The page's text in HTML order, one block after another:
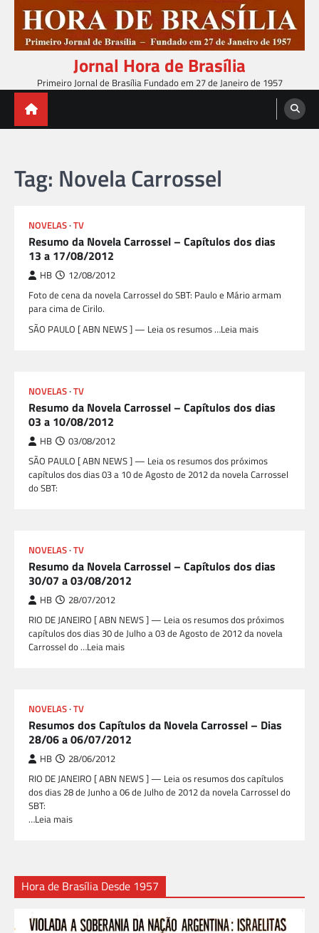
content
Jornal Hora de Brasília
Primeiro Jornal de Brasília Fundado em 27 de Janeiro de 1957
Tag: Novela Carrossel
NOVELAS TV
Resumo da Novela Carrossel – Capítulos dos dias
13 a 17/08/2012
HB 12/08/2012
Foto de cena da novela Carrossel do SBT: Paulo e Mário armam
para cima de Cirilo.
SÃO PAULO [ ABN NEWS ] — Leia os resumos …Leia mais
NOVELAS TV
Resumo da Novela Carrossel – Capítulos dos dias
03 a 10/08/2012
HB 03/08/2012
SÃO PAULO [ ABN NEWS ] — Leia os resumos dos próximos
capítulos dos dias 03 a 10 de Agosto de 2012 da novela Carrossel
do SBT:
NOVELAS TV
Resumo da Novela Carrossel – Capítulos dos dias
30/07 a 03/08/2012
HB 28/07/2012
RIO DE JANEIRO [ ABN NEWS ] — Leia os resumos dos próximos
capítulos dos dias 30 de Julho a 03 de Agosto de 2012 da novela
Carrossel do …Leia mais
NOVELAS TV
Resumos dos Capítulos da Novela Carrossel – Dias
28/06 a 06/07/2012
HB 28/06/2012
RIO DE JANEIRO [ ABN NEWS ] — Leia os resumos dos capítulos
dos dias 28 de Junho a 06 de Julho de 2012 da novela Carrossel do
SBT:
…Leia mais
Hora de Brasília Desde 1957